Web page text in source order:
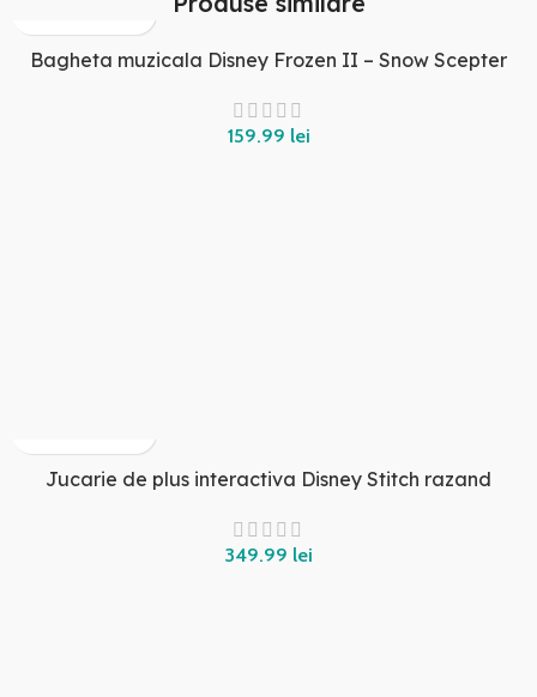
Bagheta muzicala Disney Frozen II – Snow Scepter
159.99 lei
Jucarie de plus interactiva Disney Stitch razand
349.99 lei